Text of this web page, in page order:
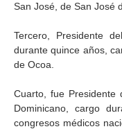
San José, de San José
Tercero, Presidente
durante quince años,
de Ocoa.
Cuarto, fue Presidente
Dominicano, cargo
congresos médicos